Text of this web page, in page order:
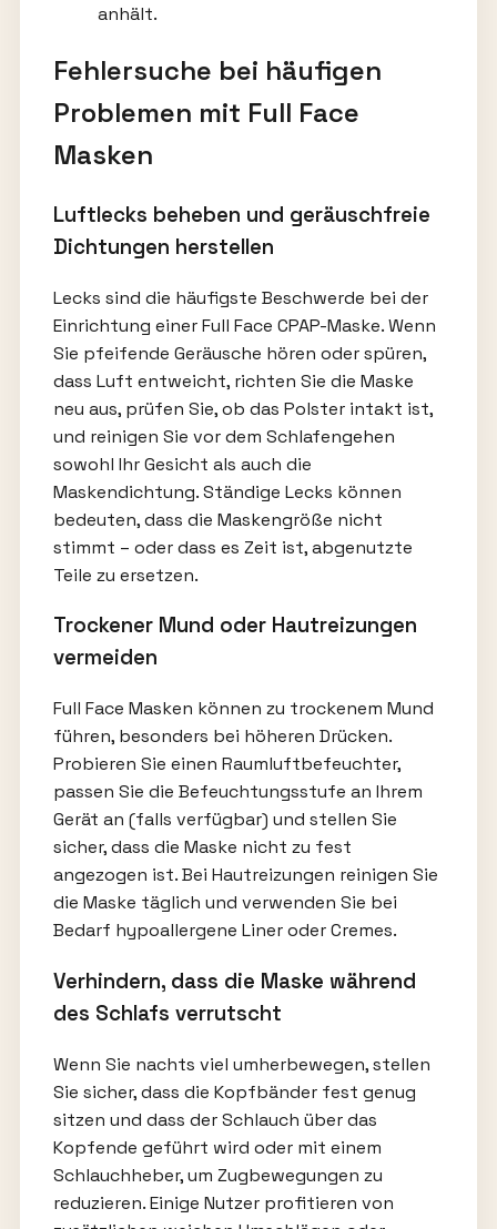
anhält.
Fehlersuche bei häufigen
Problemen mit Full Face
Masken
Luftlecks beheben und geräuschfreie
Dichtungen herstellen
Lecks sind die häufigste Beschwerde bei der
Einrichtung einer Full Face CPAP-Maske. Wenn
Sie pfeifende Geräusche hören oder spüren,
dass Luft entweicht, richten Sie die Maske
neu aus, prüfen Sie, ob das Polster intakt ist,
und reinigen Sie vor dem Schlafengehen
sowohl Ihr Gesicht als auch die
Maskendichtung. Ständige Lecks können
bedeuten, dass die Maskengröße nicht
stimmt – oder dass es Zeit ist, abgenutzte
Teile zu ersetzen.
Trockener Mund oder Hautreizungen
vermeiden
Full Face Masken können zu trockenem Mund
führen, besonders bei höheren Drücken.
Probieren Sie einen Raumluftbefeuchter,
passen Sie die Befeuchtungsstufe an Ihrem
Gerät an (falls verfügbar) und stellen Sie
sicher, dass die Maske nicht zu fest
angezogen ist. Bei Hautreizungen reinigen Sie
die Maske täglich und verwenden Sie bei
Bedarf hypoallergene Liner oder Cremes.
Verhindern, dass die Maske während
des Schlafs verrutscht
Wenn Sie nachts viel umherbewegen, stellen
Sie sicher, dass die Kopfbänder fest genug
sitzen und dass der Schlauch über das
Kopfende geführt wird oder mit einem
Schlauchheber, um Zugbewegungen zu
reduzieren. Einige Nutzer profitieren von